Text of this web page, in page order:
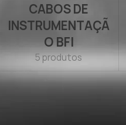
CABOS DE
INSTRUMENTAÇÃ
O BFI
5 produtos